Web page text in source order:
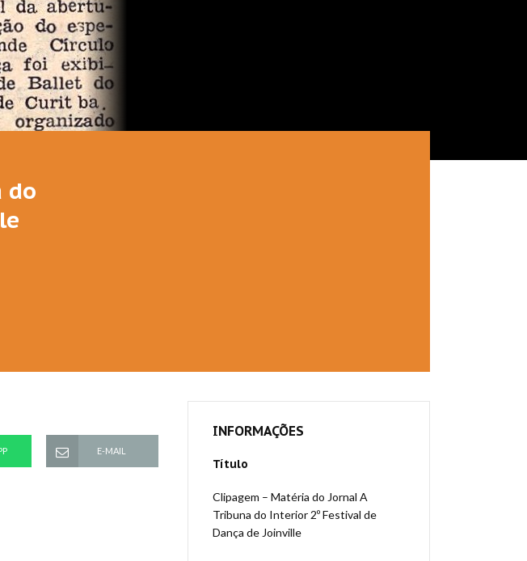
do
E-MAIL
INFORMAÇÕES
Título
Clipagem – Matéria do Jornal A
Tribuna do Interior 2º Festival de
Dança de Joinville